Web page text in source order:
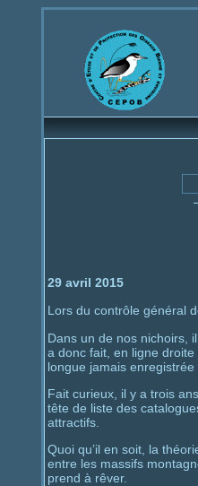
29 avril 2015
Lors du contrôle général
Dans un de nos nichoirs,
a donc fait, en ligne droite
longue jamais
Fait curieux, il y a trois
tête de liste des
attractifs.
Quoi qu’il en soit, la
entre les massifs
prend à rêver.